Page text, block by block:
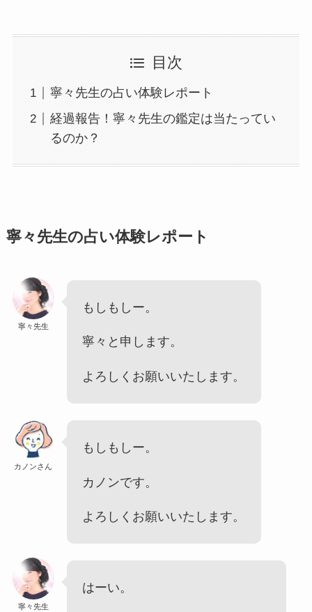
目次
寧々先生の占い体験レポート
経過報告！寧々先生の鑑定は当たってい
るのか？
寧々先生の占い体験レポート
寧々先生
もしもしー。
寧々と申します。
よろしくお願いいたします。
カノンさん
もしもしー。
カノンです。
よろしくお願いいたします。
寧々先生
はーい。